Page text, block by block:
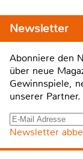
Newsletter
Abonniere den
über neue
Gewinnspiele,
unserer Partner.
Newsletter